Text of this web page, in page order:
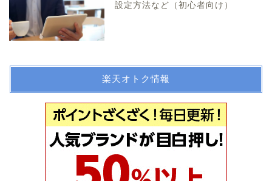
設定方法など（初心者向け）
楽天オトク情報